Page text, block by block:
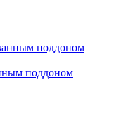
поддоном